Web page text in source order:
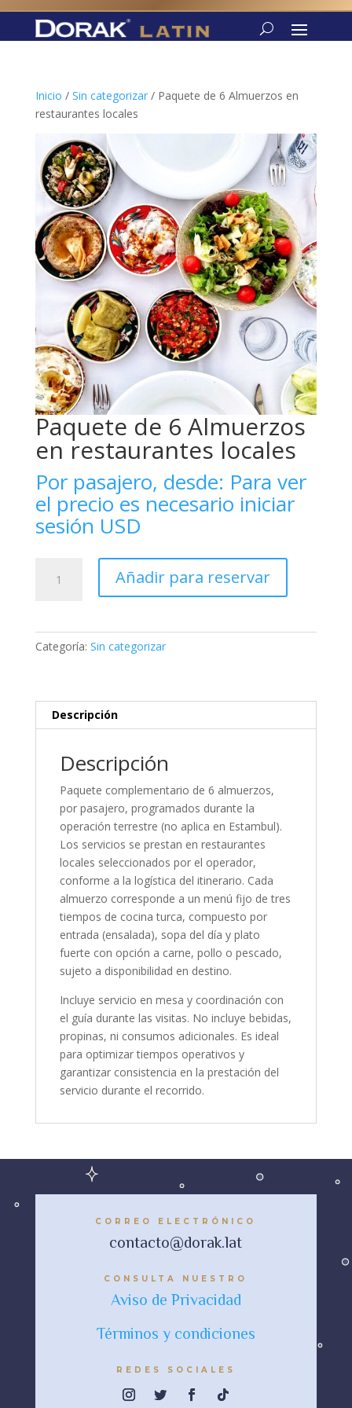
Inicio / Sin categorizar/ Paquete de 6 Almuerzos en
restaurantes locales
Paquete de 6 Almuerzos
en restaurantes locales
Por pasajero, desde: Para ver
el precio es necesario iniciar
sesión USD
restaurantes
Añadir para reservar
Categoría: Sin categorizar
Descripción
Descripción
Paquete complementario de 6 almuerzos,
por pasajero, programados durante la
operación terrestre (no aplica en Estambul).
Los servicios se prestan en restaurantes
locales seleccionados por el operador,
conforme a la logística del itinerario. Cada
almuerzo corresponde a un menú fijo de tres
tiempos de cocina turca, compuesto por
entrada (ensalada), sopa del día y plato
fuerte con opción a carne, pollo o pescado,
sujeto a disponibilidad en destino.
Incluye servicio en mesa y coordinación con
el guía durante las visitas. No incluye bebidas,
propinas, ni consumos adicionales. Es ideal
para optimizar tiempos operativos y
garantizar consistencia en la prestación del
servicio durante el recorrido.
CORREO ELECTRÓNICO
contacto@dorak.lat
CONSULTA NUESTRO
Aviso de Privacidad
Términos y condiciones
REDES SOCIALES